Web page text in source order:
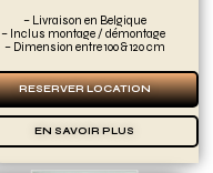
– Livraison en Belgique
– Inclus montage / démontage
– Dimension entre 100 & 120 cm
RESERVER LOCATION
EN SAVOIR PLUS